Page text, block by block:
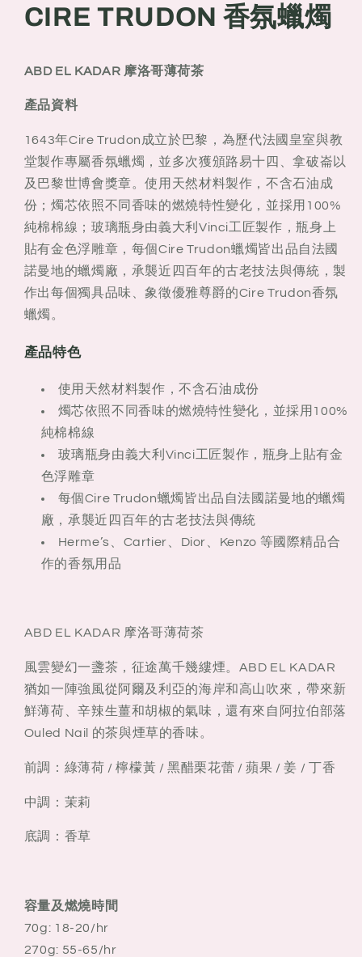
燭
ABD
KADAR
洛
薄
荷
茶
燭
ABD
KADAR
薄
荷
茶
CIRE TRUDON 香氛蠟燭
ABD EL KADAR 摩洛哥薄荷茶
產品資料
1643年Cire Trudon成立於巴黎，為歷代法國皇室與教
堂製作專屬香氛蠟燭，並多次獲頒路易十四、拿破崙以
及巴黎世博會獎章。使用天然材料製作，不含石油成
份；燭芯依照不同香味的燃燒特性變化，並採用100%
純棉棉線；玻璃瓶身由義大利Vinci工匠製作，瓶身上
貼有金色浮雕章，每個Cire Trudon蠟燭皆出品自法國
諾曼地的蠟燭廠，承襲近四百年的古老技法與傳統，製
作出每個獨具品味、象徵優雅尊爵的Cire Trudon香氛
蠟燭。
產品特色
使用天然材料製作，不含石油成份
燭芯依照不同香味的燃燒特性變化，並採用100%
純棉棉線
玻璃瓶身由義大利Vinci工匠製作，瓶身上貼有金
色浮雕章
每個Cire Trudon蠟燭皆出品自法國諾曼地的蠟燭
廠，承襲近四百年的古老技法與傳統
Herme’s、Cartier、Dior、Kenzo 等國際精品合
作的香氛用品
ABD EL KADAR 摩洛哥薄荷茶
風雲變幻一盞茶，征途萬千幾縷煙。ABD EL KADAR
猶如一陣強風從阿爾及利亞的海岸和高山吹來，帶來新
鮮薄荷、辛辣生薑和胡椒的氣味，還有來自阿拉伯部落
Ouled Nail 的茶與煙草的香味。
前調：綠薄荷 / 檸檬黃 / 黑醋栗花蕾 / 蘋果 / 姜 / 丁香
中調：茉莉
底調：香草
容量及燃燒時間
70g: 18-20/hr
270g: 55-65/hr